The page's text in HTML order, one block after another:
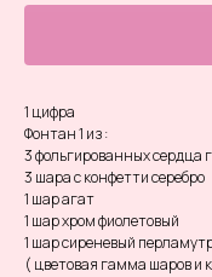
1 цифра
Фонтан 1 из :
3 фольгированных сердца
3 шара с конфетти серебро
1 шар агат
1 шар хром фиолетовый
1 шар сиреневый
( цветовая гамма шаров